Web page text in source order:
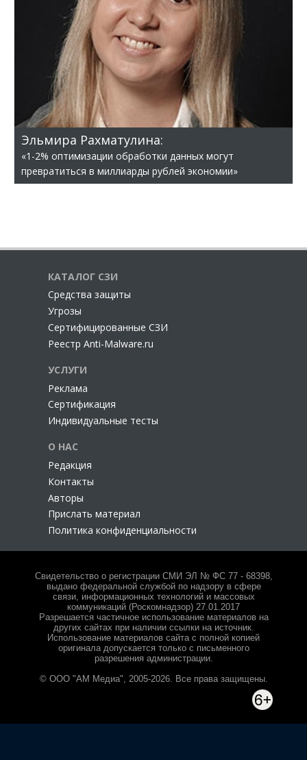
Эльмира Рахматулина:
«1-2% оптимизации обработки данных могут
превратиться в миллиарды рублей экономии»
КАТАЛОГ СЗИ
Cредства защиты
Угрозы
Сертифицированные СЗИ
Реестр Anti-Malware.ru
УСЛУГИ
Реклама
Сертификация
Индивидуальные тесты
О НАС
Редакция
Контакты
Авторы
Прислать материал
Политика конфиденциальности
Свидетельство о регистрации СМИ ЭЛ № ФС 77 - 68398,
выдано федеральной службой по надзору в сфере
связи, информационных технологий и массовых
коммуникаций (Роскомнадзор) 27.01.2017
Разрешается частичное использование материалов на
других сайтах при наличии ссылки на источник.
Использование материалов сайта с полной копией
оригинала допускается только с письменного
разрешения администрации.
© ООО "АМ Медиа", 2005-2026. Все права защищены.